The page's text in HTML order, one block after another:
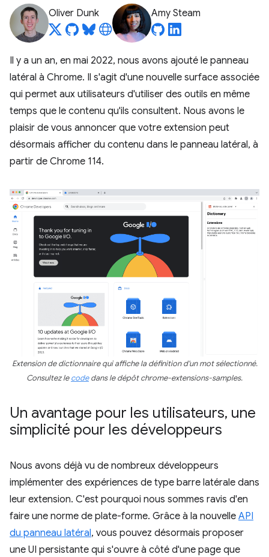
Oliver Dunk Amy Steam
Il y a un an, en mai 2022, nous avons ajouté le panneau
latéral à Chrome. Il s'agit d'une nouvelle surface associée
qui permet aux utilisateurs d'utiliser des outils en même
temps que le contenu qu'ils consultent. Nous avons le
plaisir de vous annoncer que votre extension peut
désormais afficher du contenu dans le panneau latéral, à
partir de Chrome 114.
Extension de dictionnaire qui affiche la définition d'un mot sélectionné.
Consultez lecodedans le dépôt chrome-extensions-samples.
Un avantage pour les utilisateurs, une
simplicité pour les développeurs
Nous avons déjà vu de nombreux développeurs
implémenter des expériences de type barre latérale dans
leur extension. C'est pourquoi nous sommes ravis d'en
faire une norme de plate-forme. Grâce à la nouvelle API
du panneau latéral, vous pouvez désormais proposer
une UI persistante qui s'ouvre à côté d'une page que